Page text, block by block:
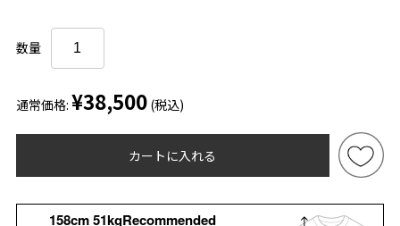
数量
通常価格: ¥38,500 (税込)
カートに入れる
158cm 51kgRecommended